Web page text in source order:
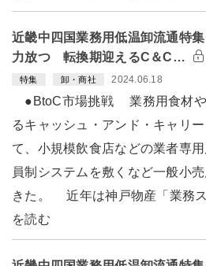
近畿中四国業務用低温卸流通特
力放つ 転換期迎えるC＆C…
特集 卸・商社 2024.06.18
●BtoC市場挑戦 業務用食材や
るキャッシュ・アンド・キャリ
て、小規模飲食店などの業者専
員制システムを敷くなど一般小
きた。 近年は神戸物産「業務
を読む